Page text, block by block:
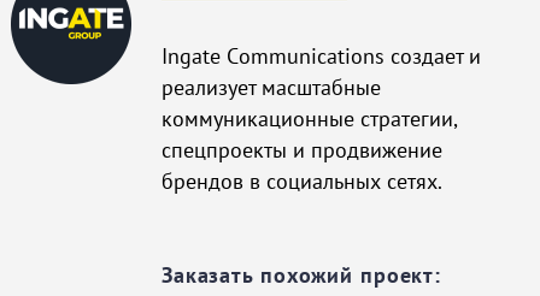
Ingate Сommunications создает и
реализует масштабные
коммуникационные стратегии,
спецпроекты и продвижение
брендов в социальных сетях.
Заказать похожий проект: